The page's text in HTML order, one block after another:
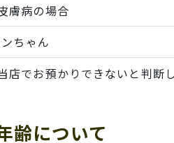
膚病の場合
ちゃん
店でお預かりできないと判断
齢について